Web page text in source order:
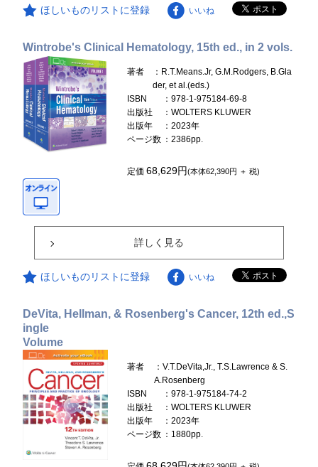
ほしいものリストに登録 いいね
Wintrobe's Clinical Hematology, 15th ed., in 2 vols.
著者
：R.T.Means.Jr, G.M.Rodgers, B.Gla
der, et al.(eds.)
ISBN
：978-1-975184-69-8
出版社
：WOLTERS KLUWER
出版年
：2023年
ページ数 ：2386pp.
定価68,629円(本体62,390円 ＋ 税)
詳しく見る
ほしいものリストに登録 いいね
DeVita, Hellman, & Rosenberg's Cancer, 12th ed.,S
ingle
Volume
著者
：V.T.DeVita,Jr., T.S.Lawrence & S.
A.Rosenberg
ISBN
：978-1-975184-74-2
出版社
：WOLTERS KLUWER
出版年
：2023年
ページ数 ：1880pp.